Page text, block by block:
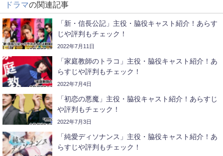
ドラマの関連記事
「新・信長公記」主役・脇役キャスト紹介！あらす
じや評判もチェック！
2022年7月11日
「家庭教師のトラコ」主役・脇役キャスト紹介！あ
らすじや評判もチェック！
2022年7月4日
「初恋の悪魔」主役・脇役キャスト紹介！あらすじ
や評判もチェック！
2022年7月3日
「純愛ディソナンス」主役・脇役キャスト紹介！あ
らすじや評判もチェック！